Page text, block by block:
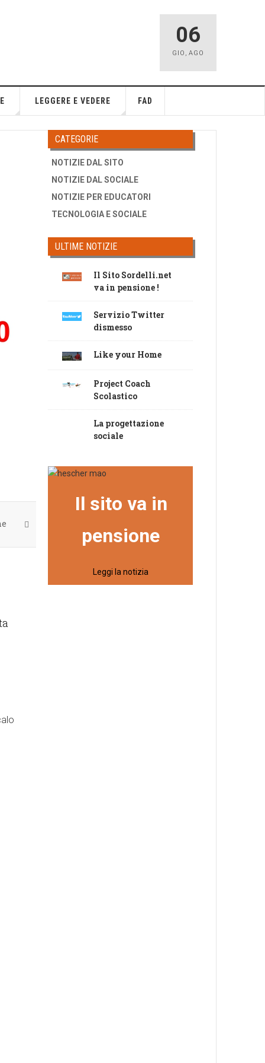
06
GIO , AGO
LEGGERE E VEDERE FAD
CATEGORIE
NOTIZIE DAL SITO
NOTIZIE DAL SOCIALE
NOTIZIE PER EDUCATORI
TECNOLOGIA E SOCIALE
ULTIME NOTIZIE
Il Sito Sordelli.net
va in pensione !
Servizio Twitter
dismesso
Like your Home
Project Coach
Scolastico
La progettazione
sociale
Il sito va in
pensione
Leggi la notizia